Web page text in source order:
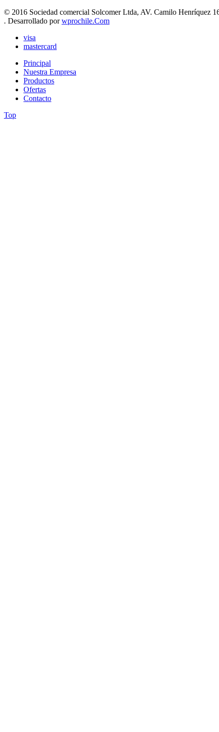
© 2016 Sociedad comercial Solcomer Ltda, AV. Camilo Henríquez
. Desarrollado porwprochile.Com
visa
mastercard
Principal
Nuestra Empresa
Productos
Ofertas
Contacto
Top